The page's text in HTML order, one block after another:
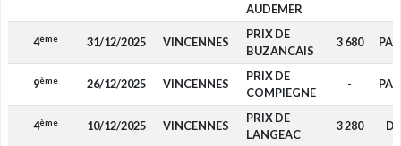
AUDEMER
4ème 31/12/2025 VINCENNES
PRIX DE
BUZANCAIS
3 680
9ème 26/12/2025 VINCENNES
PRIX DE
COMPIEGNE
-
4ème 10/12/2025 VINCENNES
PRIX DE
LANGEAC
3 280 DP